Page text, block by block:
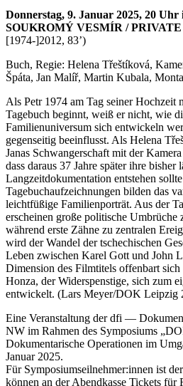
Donnerstag, 9. Januar 2025, 20
SOUKROMÝ VESMÍR /
[1974-]2012, 83’)
Buch, Regie: Helena Třeštíková,
Špáta, Jan Malíř, Martin Kubala,
Als Petr 1974 am Tag seiner Hochzeit
Tagebuch beginnt, weiß er nicht, wie
Familienuniversum sich entwickeln
gegenseitig beeinflusst. Als Helena
Janas Schwangerschaft mit der
dass daraus 37 Jahre später ihre bisher
Langzeitdokumentation entstehen
Tagebuchaufzeichnungen bilden das
leichtfüßige Familienporträt. Aus der
erscheinen große politische Umbrüche
während erste Zähne zu zentralen
wird der Wandel der tschechischen
Leben zwischen Karel Gott und John
Dimension des Filmtitels offenbart sich
Honza, der Widerspenstige, sich zum
entwickelt. (Lars Meyer/DOK Leipzig
Eine Veranstaltung der dfi —
NW im Rahmen des Symposiums
Dokumentarische Operationen im
Januar 2025.
Für Symposiumseilnehmer:innen ist
können an der Abendkasse Tickets für